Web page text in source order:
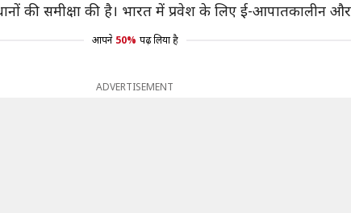
की समीक्षा की है। भारत में प्रवेश के लिए ई-आपातकालीन
आपने 50% पढ़ लिया है
ADVERTISEMENT